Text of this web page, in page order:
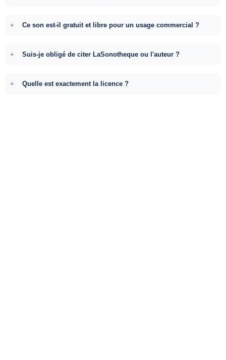
Ce son est-il gratuit et libre pour un usage commercial ?
Suis-je obligé de citer LaSonotheque ou l'auteur ?
Quelle est exactement la licence ?